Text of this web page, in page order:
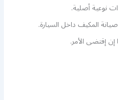
نوعية أصلية.
المكيف داخل السيارة.
إن إقتضى الأمر.